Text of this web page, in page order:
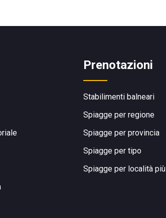
Prenotazioni
Stabilimenti balneari
Spiagge per regione
Spiagge per provincia
Spiagge per tipo
Spiagge per località